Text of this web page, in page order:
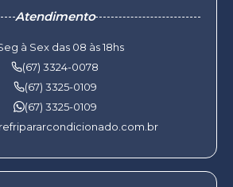
Atendimento
à Sex das 08 às 18hs
(67) 3324-0078
(67) 3325-0109
(67) 3325-0109